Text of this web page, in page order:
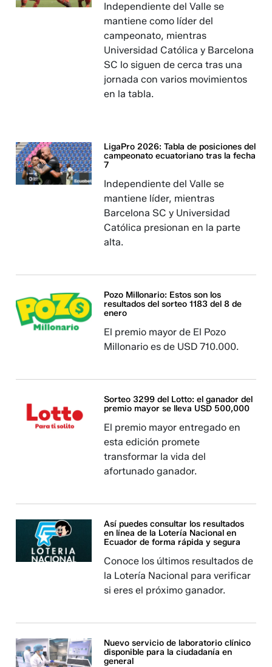
Independiente del Valle se
mantiene como líder del
campeonato, mientras
Universidad Católica y Barcelona
SC lo siguen de cerca tras una
jornada con varios movimientos
en la tabla.
LigaPro 2026: Tabla de posiciones del
campeonato ecuatoriano tras la fecha
7
Independiente del Valle se
mantiene líder, mientras
Barcelona SC y Universidad
Católica presionan en la parte
alta.
Pozo Millonario: Estos son los
resultados del sorteo 1183 del 8 de
enero
El premio mayor de El Pozo
Millonario es de USD 710.000.
Sorteo 3299 del Lotto: el ganador del
premio mayor se lleva USD 500,000
El premio mayor entregado en
esta edición promete
transformar la vida del
afortunado ganador.
Así puedes consultar los resultados
en línea de la Lotería Nacional en
Ecuador de forma rápida y segura
Conoce los últimos resultados de
la Lotería Nacional para verificar
si eres el próximo ganador.
Nuevo servicio de laboratorio clínico
disponible para la ciudadanía en
general